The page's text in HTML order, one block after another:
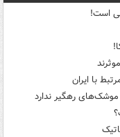
است!
با ایران
موشک‌های رهگیر ندارد